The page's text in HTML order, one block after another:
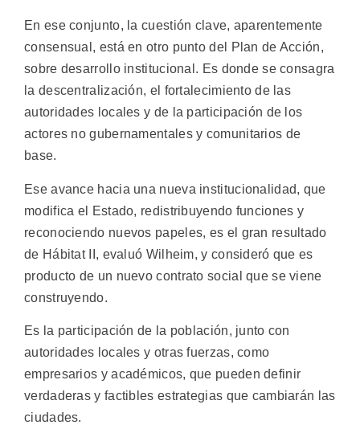
En ese conjunto, la cuestión clave, aparentemente
consensual, está en otro punto del Plan de Acción,
sobre desarrollo institucional. Es donde se consagra
la descentralización, el fortalecimiento de las
autoridades locales y de la participación de los
actores no gubernamentales y comunitarios de
base.
Ese avance hacia una nueva institucionalidad, que
modifica el Estado, redistribuyendo funciones y
reconociendo nuevos papeles, es el gran resultado
de Hábitat II, evaluó Wilheim, y consideró que es
producto de un nuevo contrato social que se viene
construyendo.
Es la participación de la población, junto con
autoridades locales y otras fuerzas, como
empresarios y académicos, que pueden definir
verdaderas y factibles estrategias que cambiarán las
ciudades.